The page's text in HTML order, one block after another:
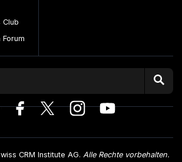
Club
Forum
CRM Institute AG. Alle Rechte vorbehalten.